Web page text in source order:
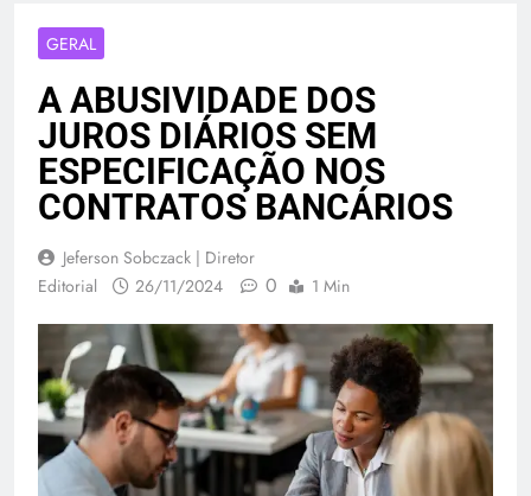
GERAL
A ABUSIVIDADE DOS
JUROS DIÁRIOS SEM
ESPECIFICAÇÃO NOS
CONTRATOS BANCÁRIOS
Jeferson Sobczack | Diretor
Editorial
26/11/2024 0 1 Min